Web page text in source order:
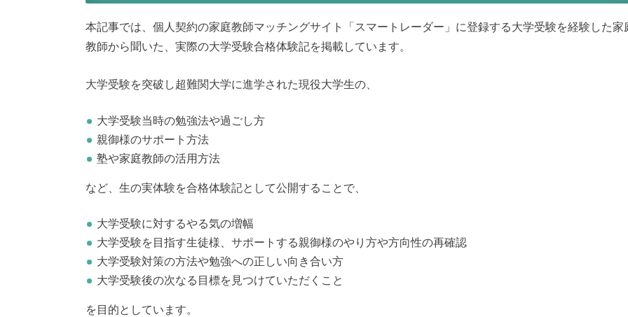
本記事では、個人契約の家庭教師マッチングサイト「スマートレーダー」に登録する大学受験を経験した家
教師から聞いた、実際の大学受験合格体験記を掲載しています。
大学受験を突破し超難関大学に進学された現役大学生の、
大学受験当時の勉強法や過ごし方
親御様のサポート方法
塾や家庭教師の活用方法
など、生の実体験を合格体験記として公開することで、
大学受験に対するやる気の増幅
大学受験を目指す生徒様、サポートする親御様のやり方や方向性の再確認
大学受験対策の方法や勉強への正しい向き合い方
大学受験後の次なる目標を見つけていただくこと
を目的としています。